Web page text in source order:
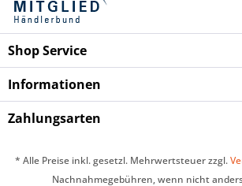
Shop Service
Informationen
Zahlungsarten
* Alle Preise inkl. gesetzl. Mehrwertsteuer zzgl.
Nachnahmegebühren, wenn nicht